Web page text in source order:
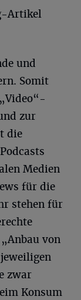
Artikel
und
Somit
zur
die
Medien
für die
stehen für
von
zwar
Konsum